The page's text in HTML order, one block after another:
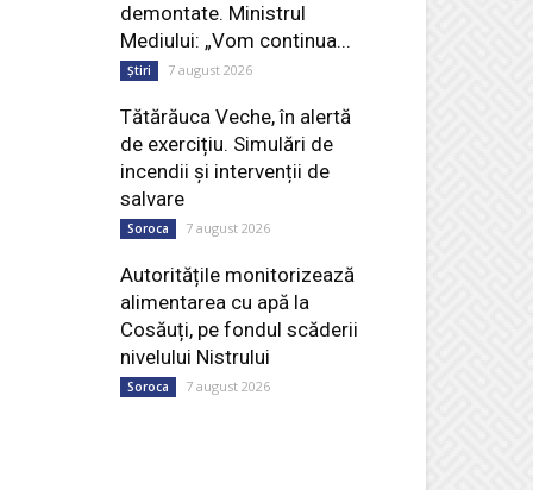
demontate. Ministrul
Mediului: „Vom continua...
Știri 7 august 2026
Tătărăuca Veche, în alertă
de exercițiu. Simulări de
incendii și intervenții de
salvare
Soroca 7 august 2026
Autoritățile monitorizează
alimentarea cu apă la
Cosăuți, pe fondul scăderii
nivelului Nistrului
Soroca 7 august 2026